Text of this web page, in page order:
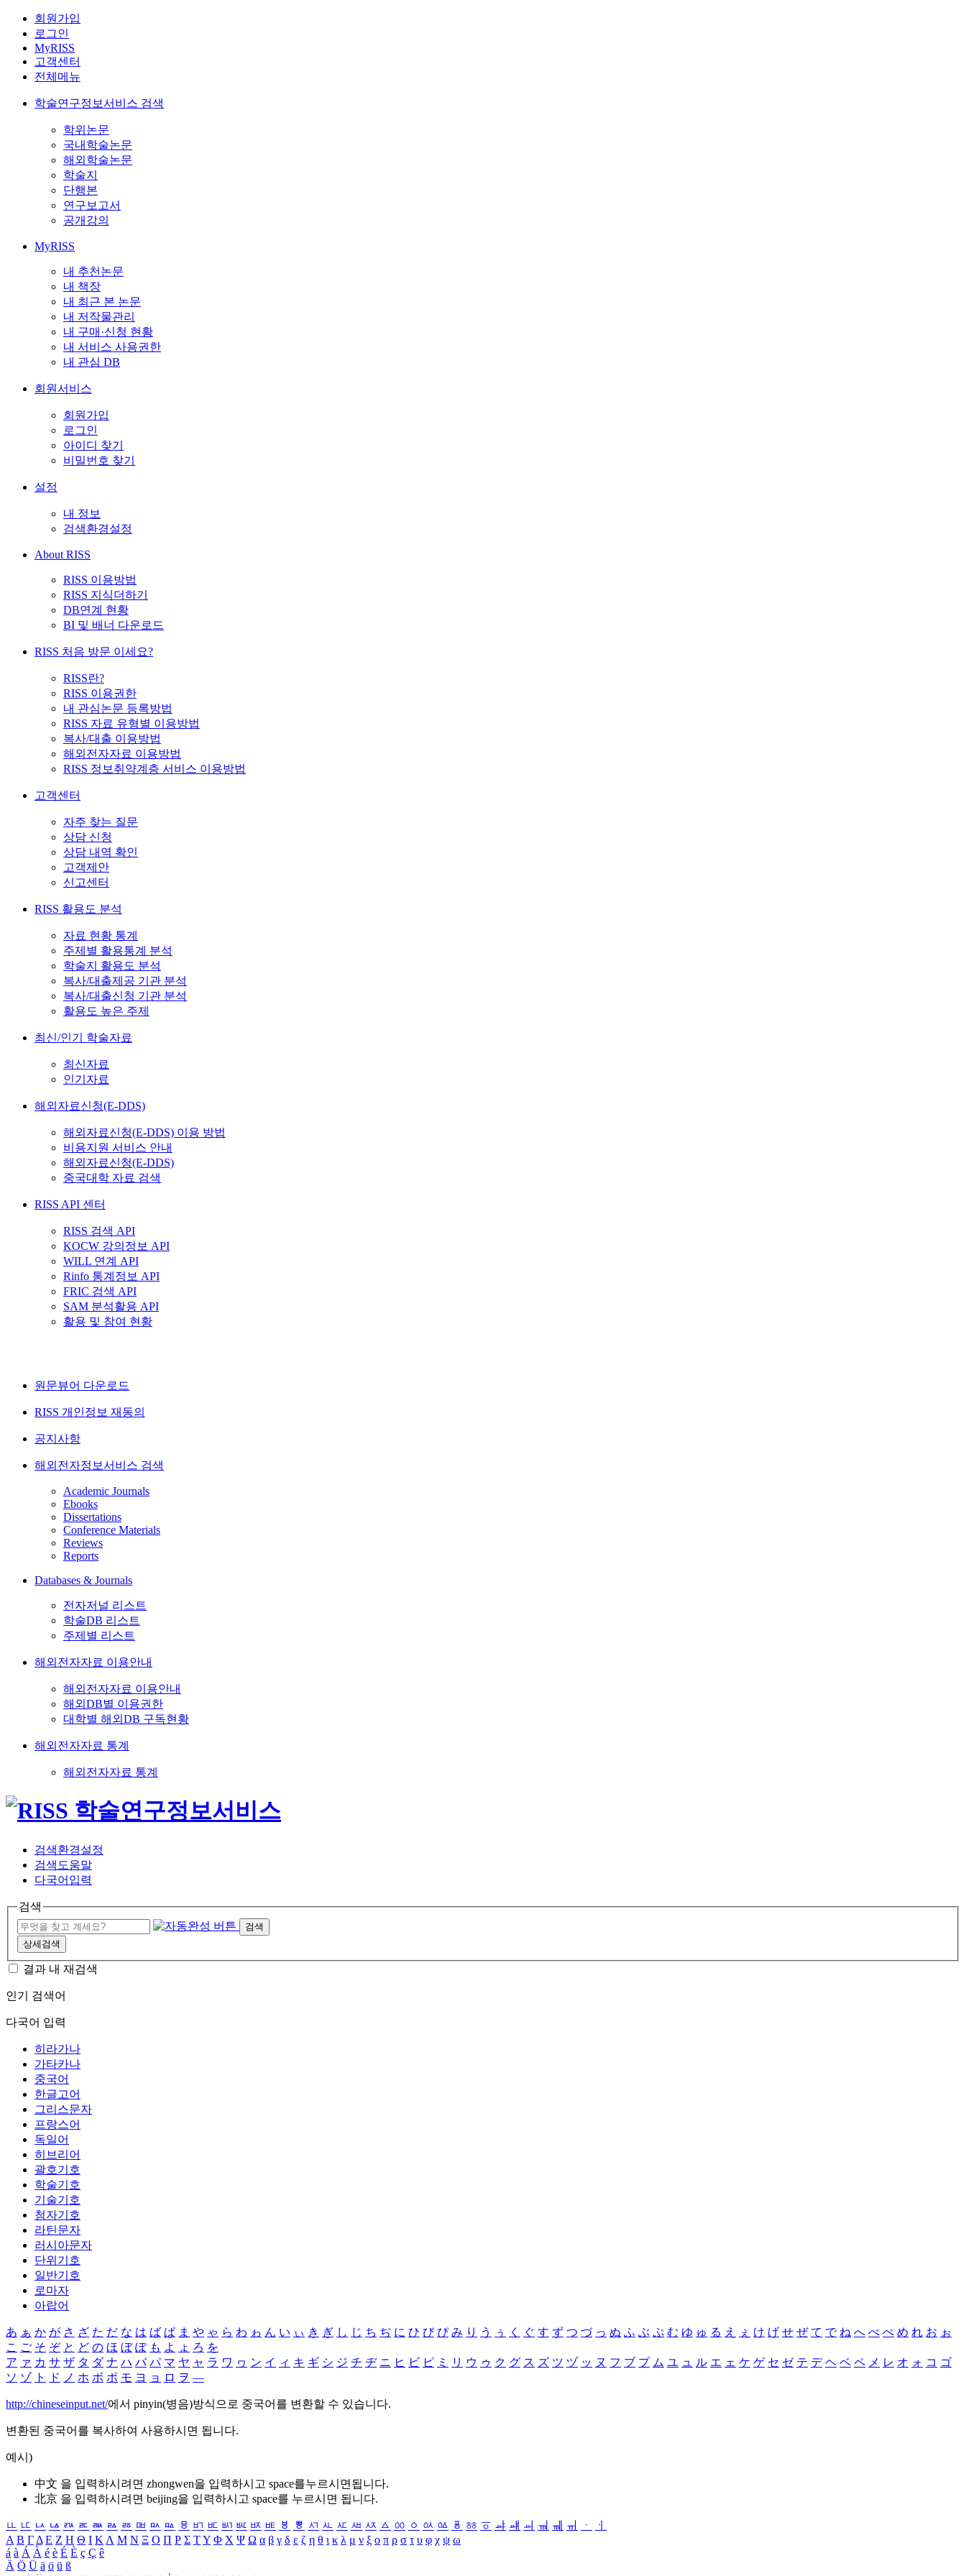
회원가입
로그인
MyRISS
고객센터
전체메뉴
학술연구정보서비스 검색
학위논문
국내학술논문
해외학술논문
학술지
단행본
연구보고서
공개강의
MyRISS
내 추천논문
내 책장
내 최근 본 논문
내 저작물관리
내 구매·신청 현황
내 서비스 사용권한
내 관심 DB
회원서비스
회원가입
로그인
아이디 찾기
비밀번호 찾기
설정
내 정보
검색환경설정
About RISS
RISS 이용방법
RISS 지식더하기
DB연계 현황
BI 및 배너 다운로드
RISS 처음 방문 이세요?
RISS란?
RISS 이용권한
내 관심논문 등록방법
RISS 자료 유형별 이용방법
복사/대출 이용방법
해외전자자료 이용방법
RISS 정보취약계층 서비스 이용방법
고객센터
자주 찾는 질문
상담 신청
상담 내역 확인
고객제안
신고센터
RISS 활용도 분석
자료 현황 통계
주제별 활용통계 분석
학술지 활용도 분석
복사/대출제공 기관 분석
복사/대출신청 기관 분석
활용도 높은 주제
최신/인기 학술자료
최신자료
인기자료
해외자료신청(E-DDS)
해외자료신청(E-DDS) 이용 방법
비용지원 서비스 안내
해외자료신청(E-DDS)
중국대학 자료 검색
RISS API 센터
RISS 검색 API
KOCW 강의정보 API
WILL 연계 API
Rinfo 통계정보 API
FRIC 검색 API
SAM 분석활용 API
활용 및 참여 현황
원문뷰어 다운로드
RISS 개인정보 재동의
공지사항
해외전자정보서비스 검색
Academic Journals
Ebooks
Dissertations
Conference Materials
Reviews
Reports
Databases & Journals
전자저널 리스트
학술DB 리스트
주제별 리스트
해외전자자료 이용안내
해외전자자료 이용안내
해외DB별 이용권한
대학별 해외DB 구독현황
해외전자자료 통계
해외전자자료 통계
검색환경설정
검색도움말
다국어입력
검색
검색
상세검색
결과 내 재검색
인기 검색어
다국어 입력
히라가나
가타카나
중국어
한글고어
그리스문자
프랑스어
독일어
히브리어
괄호기호
학술기호
기술기호
첨자기호
라틴문자
러시아문자
단위기호
일반기호
로마자
아랍어
あ ぁ か が さ ざ た だ な は ば ぱ ま や ゃ ら わ ゎ ん い ぃ き ぎ し じ ち ぢ に ひ び ぴ み り う ぅ く ぐ す ず つ づ っ ぬ ふ ぶ ぷ む ゆ ゅ る え ぇ け げ せ ぜ て で ね へ べ ぺ め れ お ぉ
こ ご そ ぞ と ど の ほ ぼ ぽ も よ ょ ろ を
ア ァ カ サ ザ タ ダ ナ ハ バ パ マ ヤ ャ ラ ワ ヮ ン イ ィ キ ギ シ ジ チ ヂ ニ ヒ ビ ピ ミ リ ウ ゥ ク グ ス ズ ツ ヅ ッ ヌ フ ブ プ ム ユ ュ ル エ ェ ケ ゲ セ ゼ テ デ ヘ ベ ペ メ レ オ ォ コ ゴ
ソ ゾ ト ド ノ ホ ボ ポ モ ヨ ョ ロ ヲ ―
http://chineseinput.net/에서 pinyin(병음)방식으로 중국어를 변환할 수 있습니다.
변환된 중국어를 복사하여 사용하시면 됩니다.
예시)
中文 을 입력하시려면 zhongwen을 입력하시고 space를누르시면됩니다.
北京 을 입력하시려면 beijing을 입력하시고 space를 누르시면 됩니다.
ㅥ ㅦ ㅧ ㅨ ㅩ ㅪ ㅫ ㅬ ㅭ ㅮ ㅯ ㅰ ㅱ ㅲ ㅳ ㅴ ㅵ ㅶ ㅷ ㅸ ㅹ ㅺ ㅻ ㅼ ㅽ ㅾ ㅿ ㆀ ㆁ ㆂ ㆃ ㆄ ㆅ ㆆ ㆇ ㆈ ㆉ ㆊ ㆋ ㆌ ㆍ
ㆎ
Α Β ΓΔ Ε Ζ Η Θ Ι ΚΛ Μ Ν Ξ Ο Π Ρ Σ ΤΥ Φ Χ Ψ Ω α β γ δ ε ζ η θ ι κ λ μ ν ξ ο π ρ σ τ υ φ χ ψ ω
á à Á À é è É È ç Ç ê
Ä Ö Ü ä ö ü ß